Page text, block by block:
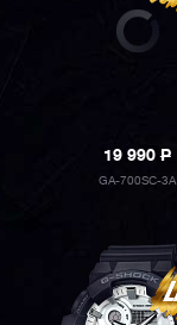
19 990P
GA-700SC-3A